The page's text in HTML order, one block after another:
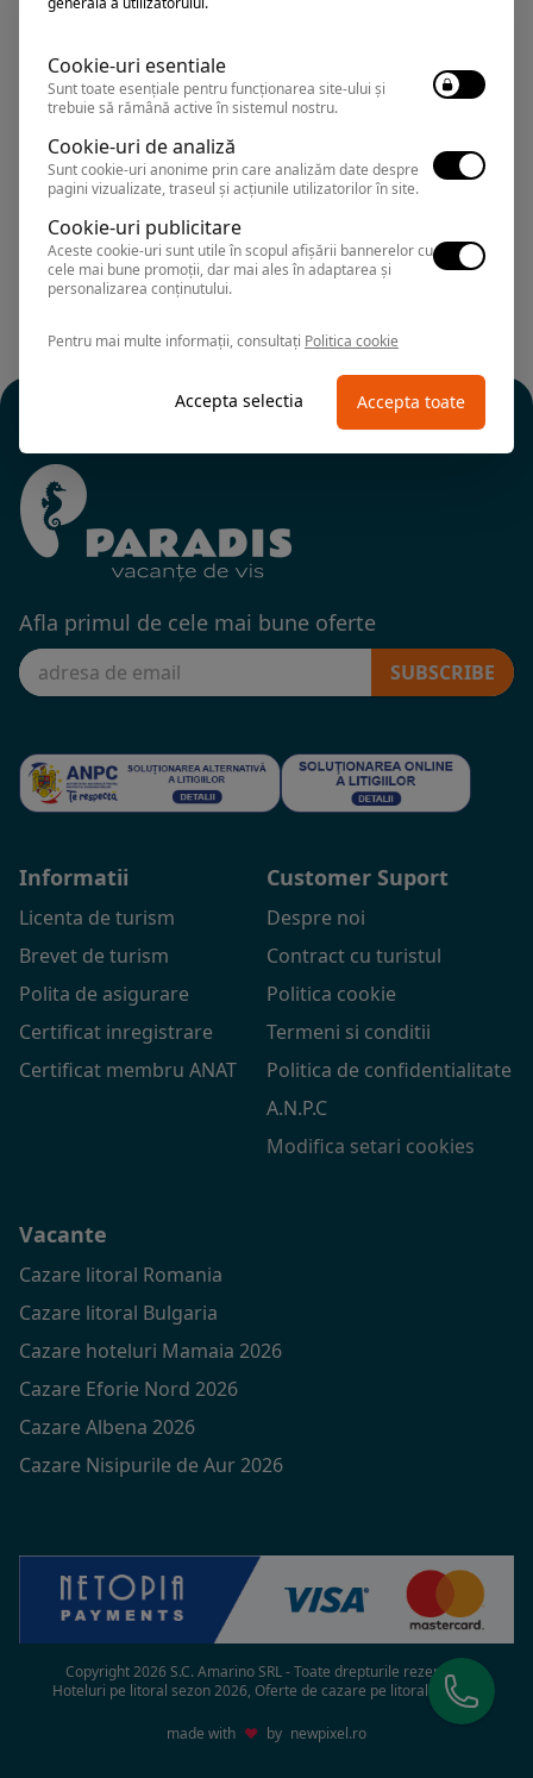
Iasi,Arata pe harta
0374.347.708
Afla primul de cele mai bune oferte
SUBSCRIBE
Informatii
Licenta de turism
Brevet de turism
Polita de asigurare
Certificat inregistrare
Certificat membru ANAT
Customer Suport
Despre noi
Contract cu turistul
Politica cookie
Termeni si conditii
Politica de confidentialitate
A.N.P.C
Modifica setari cookies
Vacante
Cazare litoral Romania
Cazare litoral Bulgaria
Cazare hoteluri Mamaia 2026
Cazare Eforie Nord 2026
Cazare Albena 2026
Cazare Nisipurile de Aur 2026
Copyright 2026 S.C. Amarino SRL - Toate drepturile rezervate
Hoteluri pe litoral sezon 2026, Oferte de cazare pe litoral in 2026
made with ♥ by newpixel.ro
Cookie-uri esentiale
Sunt toate esențiale pentru funcționarea site-ului și
trebuie să rămână active în sistemul nostru.
Cookie-uri de analiză
Sunt cookie-uri anonime prin care analizăm date despre
pagini vizualizate, traseul și acțiunile utilizatorilor în site.
Cookie-uri publicitare
Aceste cookie-uri sunt utile în scopul afișării bannerelor cu
cele mai bune promoții, dar mai ales în adaptarea și
personalizarea conținutului.
Pentru mai multe informații, consultați Politica cookie
Accepta selectia Accepta toate